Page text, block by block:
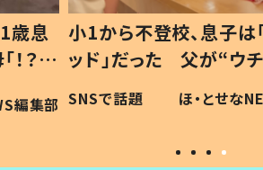
歳息
？」
編集部
小1から不登校、息子は
ッド」だった 父が“ウ
作り続ける理由とは #
#令和の子
SNSで話題 ほ・とせな